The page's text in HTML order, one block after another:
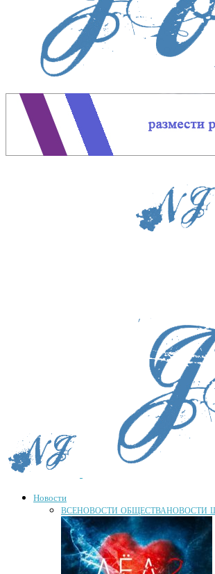
Новости
ВСЕНОВОСТИ ОБЩЕСТВАНОВОСТИ